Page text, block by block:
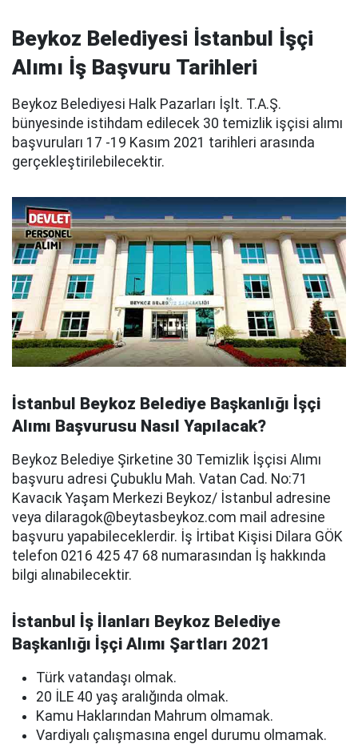
Beykoz Belediyesi İstanbul İşçi
Alımı İş Başvuru Tarihleri
Beykoz Belediyesi Halk Pazarları İşlt. T.A.Ş.
bünyesinde istihdam edilecek 30 temizlik işçisi alımı
başvuruları 17 -19 Kasım 2021 tarihleri arasında
gerçekleştirilebilecektir.
İstanbul Beykoz Belediye Başkanlığı İşçi
Alımı Başvurusu Nasıl Yapılacak?
Beykoz Belediye Şirketine 30 Temizlik İşçisi Alımı
başvuru adresi Çubuklu Mah. Vatan Cad. No:71
Kavacık Yaşam Merkezi Beykoz/ İstanbul adresine
veya dilaragok@beytasbeykoz.com mail adresine
başvuru yapabileceklerdir. İş İrtibat Kişisi Dilara GÖK
telefon 0216 425 47 68 numarasından İş hakkında
bilgi alınabilecektir.
İstanbul İş İlanları Beykoz Belediye
Başkanlığı İşçi Alımı Şartları 2021
Türk vatandaşı olmak.
20 İLE 40 yaş aralığında olmak.
Kamu Haklarından Mahrum olmamak.
Vardiyalı çalışmasına engel durumu olmamak.